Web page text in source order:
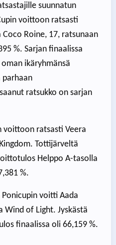
suunnatun
voittoon ratsasti
Roine, 17, ratsunaan
%. Sarjan finaalissa
ikäryhmänsä
parhaan
ratsukko on sarjan
voittoon ratsasti Veera
Tottijärveltä
Helppo A-tasolla
%.
voitti Aada
Wind of Light. Jyskästä
finaalissa oli 66,159 %.